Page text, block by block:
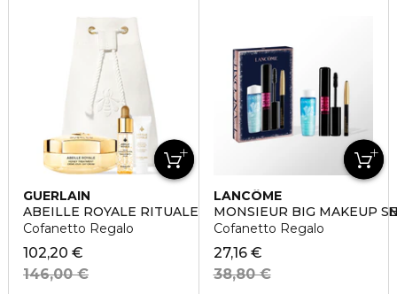
GUERLAIN
ABEILLE ROYALE RITUALE ANTI-ETÀ RÉPARATION
Cofanetto Regalo
102,20 €
146,00 €
LANCÔME
MONSIEUR BIG MAKEUP
Cofanetto Regalo
27,16 €
38,80 €